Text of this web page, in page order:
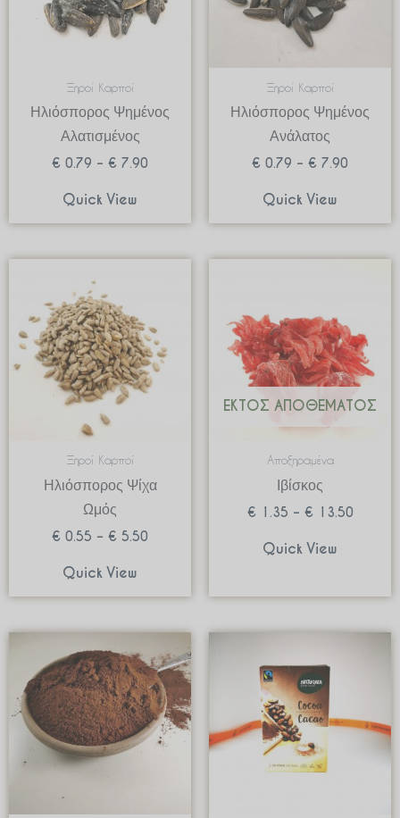
Ξηροί Καρποί
Ηλιόσπορος Ψημένος
Αλατισμένος
€ 0.79 – € 7.90
Quick View
Ξηροί Καρποί
Ηλιόσπορος Ψημένος
Ανάλατος
€ 0.79 – € 7.90
Quick View
Ξηροί Καρποί
Ηλιόσπορος Ψίχα
Ωμός
€ 0.55 – € 5.50
€ 5.50
Quick View
ΕΚΤΌΣ ΑΠΟΘΈΜΑΤΟΣ
Αποξηραμένα
Ιβίσκος
€ 1.35 – € 13.50
€
Quick View
range:
€ 3.99
through
€ 39.90